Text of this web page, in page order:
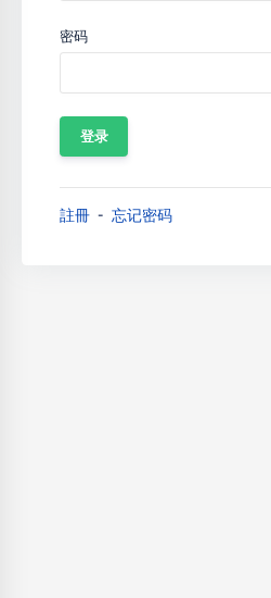
密码
註冊 忘记密码